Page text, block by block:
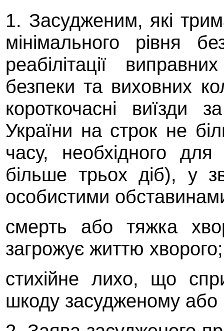
1. Засудженим, які
мінімального рівня
реабілітації
безпеки та виховних
короткочасні виїзди
України на строк не
часу, необхідного
більше трьох діб), у
особистими
смерть або тяжка
загрожує життю хворого;
стихійне лихо, що
шкоду засудженому або